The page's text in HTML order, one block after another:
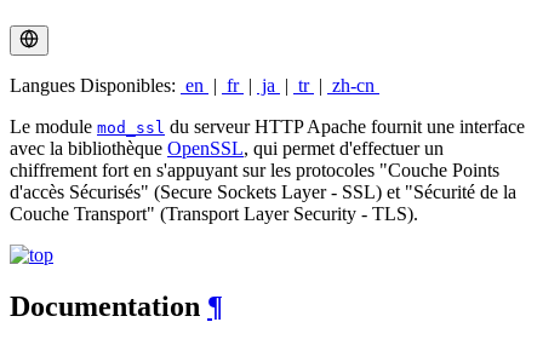
Langues Disponibles: en | fr | ja | tr | zh-cn
Le module mod_ssl du serveur HTTP Apache fournit une interface
avec la bibliothèque OpenSSL, qui permet d'effectuer un
chiffrement fort en s'appuyant sur les protocoles "Couche Points
d'accès Sécurisés" (Secure Sockets Layer - SSL) et "Sécurité de la
Couche Transport" (Transport Layer Security - TLS).
Documentation ¶